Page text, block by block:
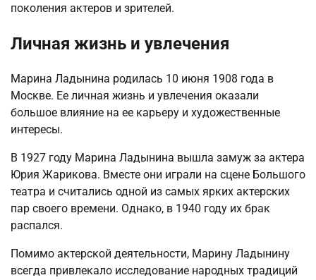
поколения актеров и зрителей.
Личная жизнь и увлечения
Марина Ладынина родилась 10 июня 1908 года в
Москве. Ее личная жизнь и увлечения оказали
большое влияние на ее карьеру и художественные
интересы.
В 1927 году Марина Ладынина вышла замуж за актера
Юрия Жарикова. Вместе они играли на сцене Большого
театра и считались одной из самых ярких актерских
пар своего времени. Однако, в 1940 году их брак
распался.
Помимо актерской деятельности, Марину Ладынину
всегда привлекало исследование народных традиций